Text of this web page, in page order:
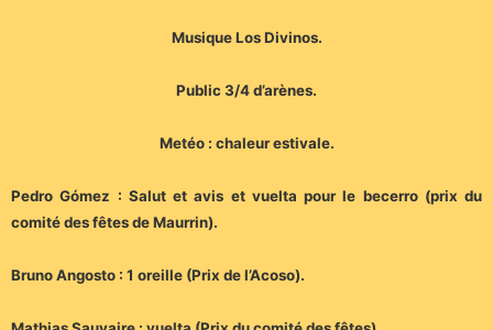
Musique Los Divinos.
Public 3/4 d’arènes.
Metéo : chaleur estivale.
Pedro Gómez : Salut et avis et vuelta pour le becerro (prix du
comité des fêtes de Maurrin).
Bruno Angosto : 1 oreille (Prix de l’Acoso).